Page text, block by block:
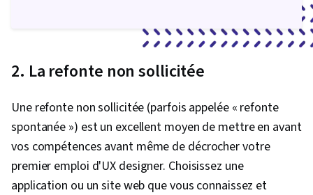
2. La refonte non sollicitée
Une refonte non sollicitée (parfois appelée « refonte
spontanée ») est un excellent moyen de mettre en avant
vos compétences avant même de décrocher votre
premier emploi d'UX designer. Choisissez une
application ou un site web que vous connaissez et